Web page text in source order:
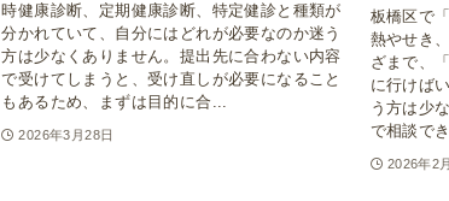
時健康診断、定期健康診断、特定健診と種類が
分かれていて、自分にはどれが必要なのか迷う
方は少なくありません。提出先に合わない内容
で受けてしまうと、受け直しが必要になること
もあるため、まずは目的に合...
2026年3月28日
板橋区で
熱やせき
ざまで、
に行けば
う方は少
で相談で
2026年2